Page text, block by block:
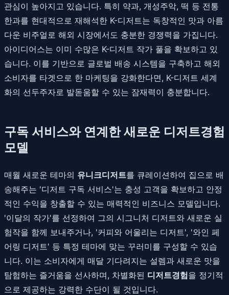
관심이 높아지고 있습니다. 특히 약과, 개성주악, 떡 등 전통
한과를 현대적으로 재해석한 K-디저트는 독창적인 맛과 아름
다운 비주얼로 해외 시장에서도 충분한 경쟁력을 가집니다.
아이디어스는 이미 수많은 K-디저트 작가 풀을 확보하고 있
습니다. 이를 기반으로 글로벌 배송 시스템을 구축하고 해외
소비자를 타겟으로 한 마케팅을 강화한다면, K-디저트 세계
화의 선두주자로 발돋움할 수 있는 잠재력이 충분합니다.
구독 서비스와 연계한 새로운 디저트경험
모델
매월 새로운 테마의 유니크디저트를 큐레이션하여 집으로 배
송해주는 '디저트 구독 서비스'는 충성 고객을 확보하고 안정
적인 수익을 창출할 수 있는 매력적인 비즈니스 모델입니다.
'이달의 작가'를 선정하여 그의 시그니처 디저트와 새로운 실
험작을 함께 보내주거나, '커피와 어울리는 디저트', '와인 페
어링 디저트' 등 특정 테마에 맞는 꾸러미를 구성할 수 있습
니다. 이는 소비자에게 매달 기다려지는 설렘과 새로운 맛을
탐험하는 즐거움을 선사하며, 차별화된 디저트경험을 정기적
으로 제공하는 강력한 수단이 될 것입니다.